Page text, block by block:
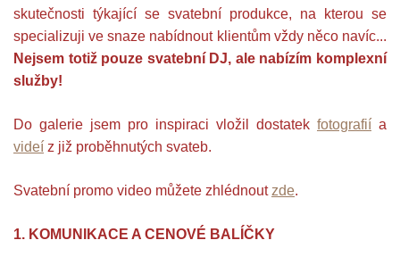
skutečnosti týkající se svatební produkce, na kterou se
specializuji ve snaze nabídnout klientům vždy něco navíc...
Nejsem totiž pouze svatební DJ, ale nabízím komplexní
služby!
Do galerie jsem pro inspiraci vložil dostatek fotografií a
videí z již proběhnutých svateb.
Svatební promo video můžete zhlédnout zde.
1. KOMUNIKACE A CENOVÉ BALÍČKY